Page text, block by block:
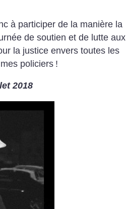
à participer de la manière la
de soutien et de lutte aux
la justice envers toutes les
policiers !
2018